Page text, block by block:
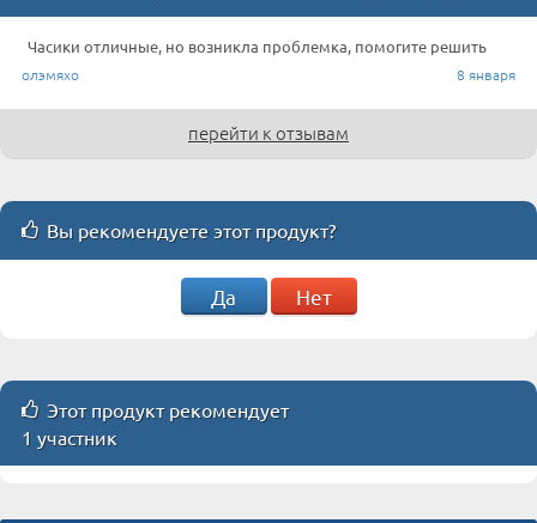
Часики отличные, но возникла проблемка, помогите решить
олэмяхо 8 января
перейти к отзывам
Вы рекомендуете этот продукт?
Да Нет
Этот продукт рекомендует
1 участник